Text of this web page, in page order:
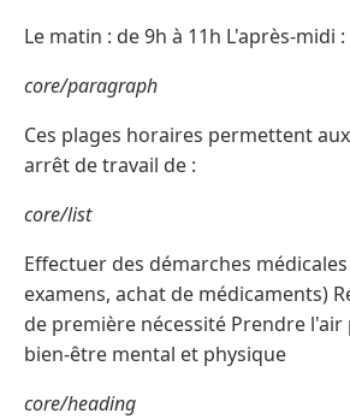
Le matin : de 9h à 11h L'après-midi
core/paragraph
Ces plages horaires permettent
arrêt de travail de :
core/list
Effectuer des démarches
examens, achat de médicaments)
de première nécessité Prendre
bien-être mental et physique
core/heading